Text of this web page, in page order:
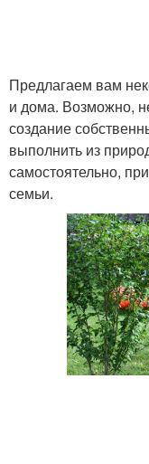
Предлагаем вам
и дома. Возможно,
создание
выполнить из
самостоятельно,
семьи.